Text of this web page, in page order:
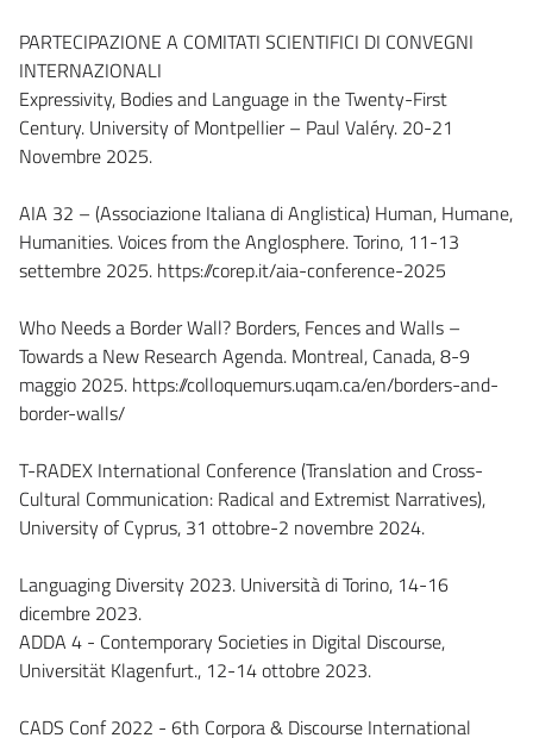
PARTECIPAZIONE A COMITATI SCIENTIFICI DI CONVEGNI
INTERNAZIONALI
Expressivity, Bodies and Language in the Twenty-First
Century. University of Montpellier – Paul Valéry. 20-21
Novembre 2025.
AIA 32 – (Associazione Italiana di Anglistica) Human, Humane,
Humanities. Voices from the Anglosphere. Torino, 11-13
settembre 2025. https://corep.it/aia-conference-2025
Who Needs a Border Wall? Borders, Fences and Walls –
Towards a New Research Agenda. Montreal, Canada, 8-9
maggio 2025. https://colloquemurs.uqam.ca/en/borders-and-
border-walls/
T-RADEX International Conference (Translation and Cross-
Cultural Communication: Radical and Extremist Narratives),
University of Cyprus, 31 ottobre-2 novembre 2024.
Languaging Diversity 2023. Università di Torino, 14-16
dicembre 2023.
ADDA 4 - Contemporary Societies in Digital Discourse,
Universität Klagenfurt., 12-14 ottobre 2023.
CADS Conf 2022 - 6th Corpora & Discourse International